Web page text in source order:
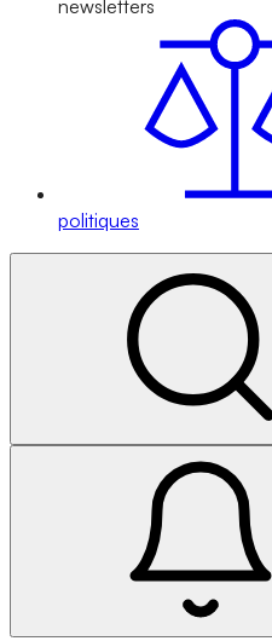
newsletters
politiques